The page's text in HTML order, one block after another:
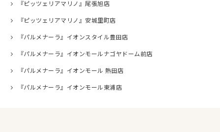
『ピッツェリアマリノ』尾張旭店
『ピッツェリアマリノ』安城里町店
『パルメナーラ』イオンスタイル豊田店
『パルメナーラ』イオンモールナゴヤドーム前店
『パルメナーラ』イオンモール 熱田店
『パルメナーラ』イオンモール東浦店